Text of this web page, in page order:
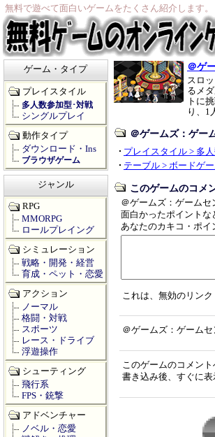
無料で遊べて面白いゲームをたくさん紹介します。
＠ゲ
スロ
るメ
トに
り、1
＠ゲームズ：ゲー
プレイスタイル > 多
テーブル > ボードゲ
このゲームのコメ
＠ゲームズ：ゲーム
面白かったポイント
あなたのカキコ・ポイ
これは、無効のリンク
＠ゲームズ：ゲーム
このゲームのコメント
書き込み後、すぐに表
ゲーム・タイプ
プレイスタイル
多人数参加型･対戦
シングルプレイ
動作タイプ
ダウンロード・Ins
ブラウザゲーム
ジャンル
RPG
MMORPG
ロールプレイング
シミュレーション
戦略・開発・経営
育成・ペット・恋愛
アクション
ノーマル
格闘・対戦
スポーツ
レース・ドライブ
浮遊操作
シューティング
飛行系
FPS・銃撃
アドベンチャー
ノベル・恋愛